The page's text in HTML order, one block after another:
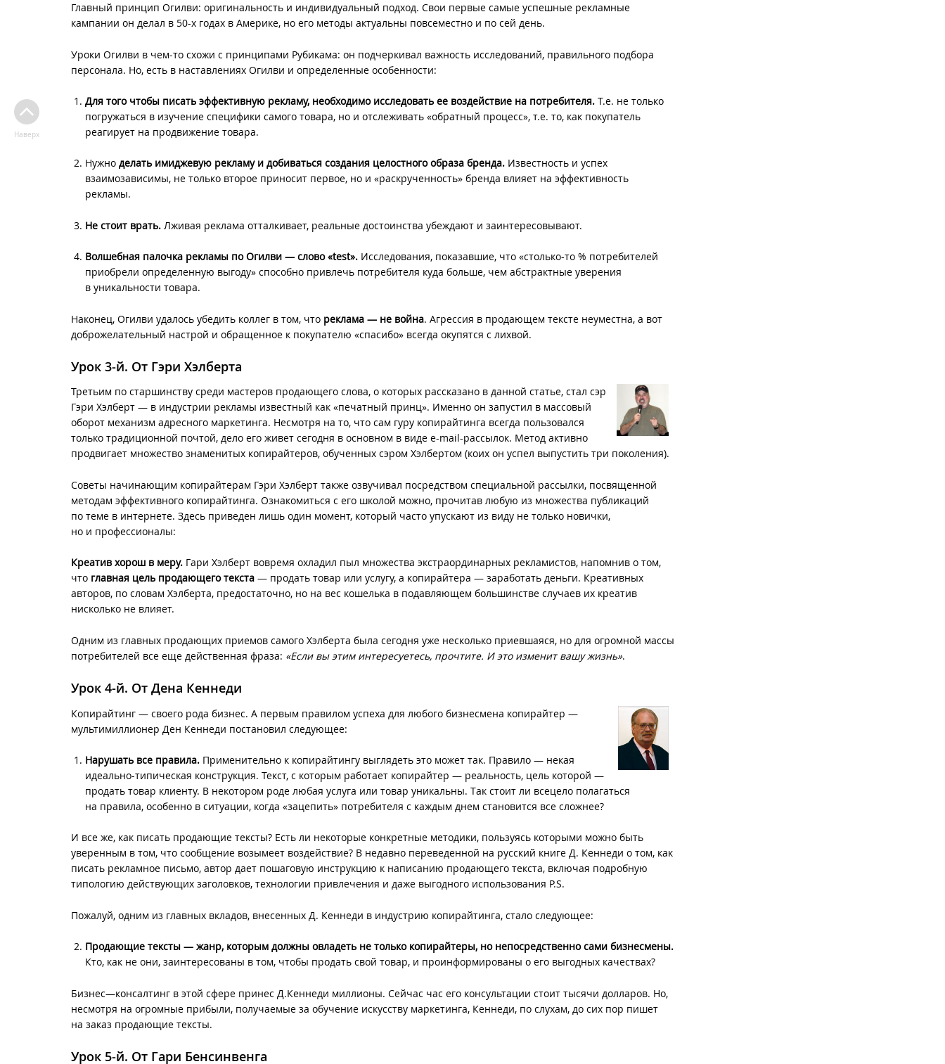
Главный принцип Огилви: оригинальность и индивидуальный подход. Свои первые самые успешные рекламные
кампании он делал в 50-х годах в Америке, но его методы актуальны повсеместно и по сей день.
Уроки Огилви в чем-то схожи с принципами Рубикама: он подчеркивал важность исследований, правильного подбора
персонала. Но, есть в наставлениях Огилви и определенные особенности:
Для того чтобы писать эффективную рекламу, необходимо исследовать ее воздействие на потребителя. Т.е. не только
погружаться в изучение специфики самого товара, но и отслеживать «обратный процесс», т.е. то, как покупатель
реагирует на продвижение товара.
Нужно делать имиджевую рекламу и добиваться создания целостного образа бренда. Известность и успех
взаимозависимы, не только второе приносит первое, но и «раскрученность» бренда влияет на эффективность
рекламы.
Не стоит врать. Лживая реклама отталкивает, реальные достоинства убеждают и заинтересовывают.
Волшебная палочка рекламы по Огилви — слово «test». Исследования, показавшие, что «столько-то % потребителей
приобрели определенную выгоду» способно привлечь потребителя куда больше, чем абстрактные уверения
в уникальности товара.
Наконец, Огилви удалось убедить коллег в том, что реклама — не война. Агрессия в продающем тексте неуместна, а вот
доброжелательный настрой и обращенное к покупателю «спасибо» всегда окупятся с лихвой.
Урок 3-й. От Гэри Хэлберта
Третьим по старшинству среди мастеров продающего слова, о которых рассказано в данной статье, стал сэр
Гэри Хэлберт — в индустрии рекламы известный как «печатный принц». Именно он запустил в массовый
оборот механизм адресного маркетинга. Несмотря на то, что сам гуру копирайтинга всегда пользовался
только традиционной почтой, дело его живет сегодня в основном в виде e-mail-рассылок. Метод активно
продвигает множество знаменитых копирайтеров, обученных сэром Хэлбертом (коих он успел выпустить три поколения).
Советы начинающим копирайтерам Гэри Хэлберт также озвучивал посредством специальной рассылки, посвященной
методам эффективного копирайтинга. Ознакомиться с его школой можно, прочитав любую из множества публикаций
по теме в интернете. Здесь приведен лишь один момент, который часто упускают из виду не только новички,
но и профессионалы:
Креатив хорош в меру. Гари Хэлберт вовремя охладил пыл множества экстраординарных рекламистов, напомнив о том,
что главная цель продающего текста — продать товар или услугу, а копирайтера — заработать деньги. Креативных
авторов, по словам Хэлберта, предостаточно, но на вес кошелька в подавляющем большинстве случаев их креатив
нисколько не влияет.
Одним из главных продающих приемов самого Хэлберта была сегодня уже несколько приевшаяся, но для огромной массы
потребителей все еще действенная фраза: «Если вы этим интересуетесь, прочтите. И это изменит вашу жизнь».
Урок 4-й. От Дена Кеннеди
Копирайтинг — своего рода бизнес. А первым правилом успеха для любого бизнесмена копирайтер —
мультимиллионер Ден Кеннеди постановил следующее:
Нарушать все правила. Применительно к копирайтингу выглядеть это может так. Правило — некая
идеально-типическая конструкция. Текст, с которым работает копирайтер — реальность, цель которой —
продать товар клиенту. В некотором роде любая услуга или товар уникальны. Так стоит ли всецело полагаться
на правила, особенно в ситуации, когда «зацепить» потребителя с каждым днем становится все сложнее?
И все же, как писать продающие тексты? Есть ли некоторые конкретные методики, пользуясь которыми можно быть
уверенным в том, что сообщение возымеет воздействие? В недавно переведенной на русский книге Д. Кеннеди о том, как
писать рекламное письмо, автор дает пошаговую инструкцию к написанию продающего текста, включая подробную
типологию действующих заголовков, технологии привлечения и даже выгодного использования P.S.
Пожалуй, одним из главных вкладов, внесенных Д. Кеннеди в индустрию копирайтинга, стало следующее:
Продающие тексты — жанр, которым должны овладеть не только копирайтеры, но непосредственно сами бизнесмены.
Кто, как не они, заинтересованы в том, чтобы продать свой товар, и проинформированы о его выгодных качествах?
Бизнес—консалтинг в этой сфере принес Д.Кеннеди миллионы. Сейчас час его консультации стоит тысячи долларов. Но,
несмотря на огромные прибыли, получаемые за обучение искусству маркетинга, Кеннеди, по слухам, до сих пор пишет
на заказ продающие тексты.
Урок 5-й. От Гари Бенсинвенга
Наверх